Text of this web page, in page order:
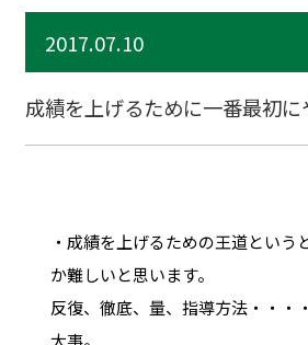
2017.07.10
成績を上げるために一番最初に
・成績を上げるための王道という
か難しいと思います。
反復、徹底、量、指導方法・・・
大事。